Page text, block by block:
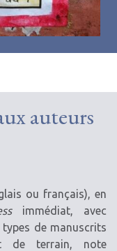
auteurs
ou français), en
immédiat, avec
de manuscrits
de terrain, note